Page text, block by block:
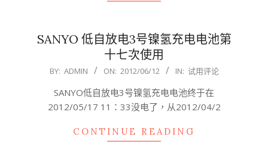
SANYO 低自放电3号镍氢充电电池第
十七次使用
2012-
BY: ADMIN ON: 2012/06/12 IN: 试用评论
SANYO低自放电3号镍氢充电电池终于在
2012/05/17 11：33没电了，从2012/04/2
CONTINUE READING